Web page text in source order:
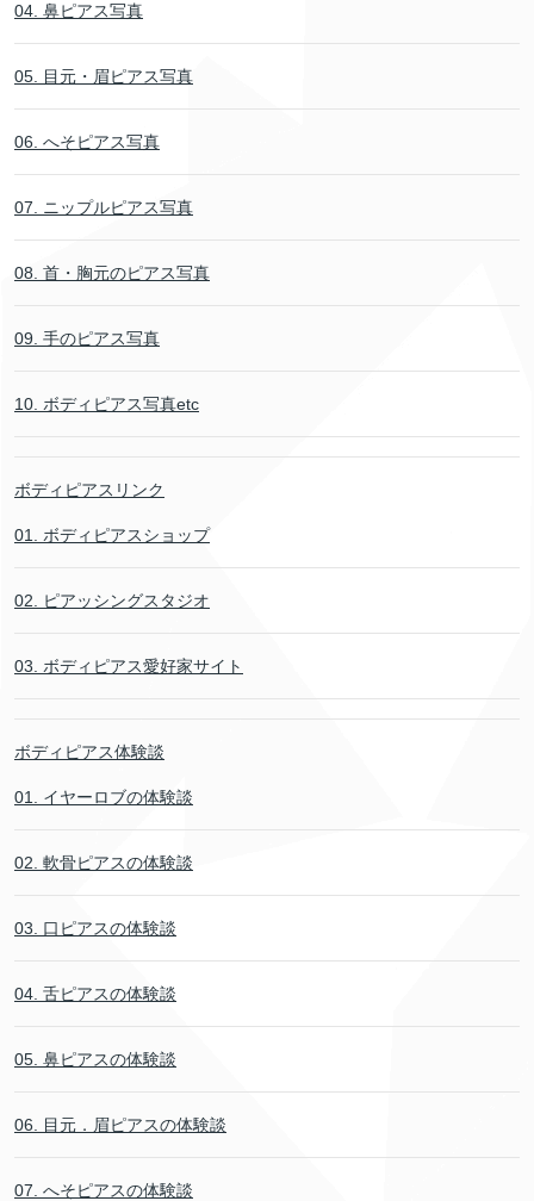
04. 鼻ピアス写真
05. 目元・眉ピアス写真
06. へそピアス写真
07. ニップルピアス写真
08. 首・胸元のピアス写真
09. 手のピアス写真
10. ボディピアス写真etc
ボディピアスリンク
01. ボディピアスショップ
02. ピアッシングスタジオ
03. ボディピアス愛好家サイト
ボディピアス体験談
01. イヤーロブの体験談
02. 軟骨ピアスの体験談
03. 口ピアスの体験談
04. 舌ピアスの体験談
05. 鼻ピアスの体験談
06. 目元．眉ピアスの体験談
07. へそピアスの体験談